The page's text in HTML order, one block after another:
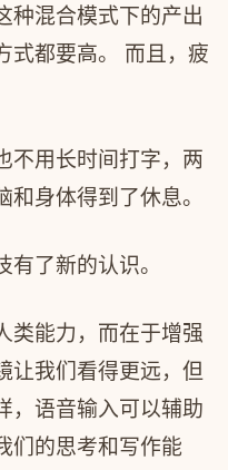
种混合模式下的产出
式都要高。 而且，疲
不用长时间打字，两
身体得到了休息。
了新的认识。
类能力，而在于增强
让我们看得更远，但
，语音输入可以辅助
们的思考和写作能